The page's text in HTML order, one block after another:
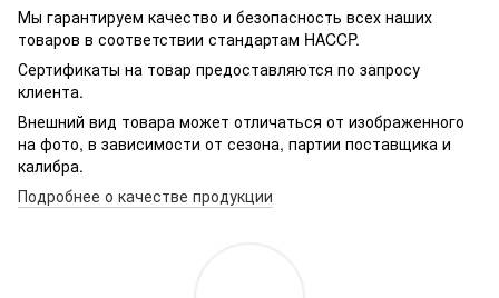
Мы гарантируем качество и безопасность всех наших
товаров в соответствии стандартам HACCP.
Сертификаты на товар предоставляются по запросу
клиента.
Внешний вид товара может отличаться от изображенного
на фото, в зависимости от сезона, партии поставщика и
калибра.
Подробнее о качестве продукции